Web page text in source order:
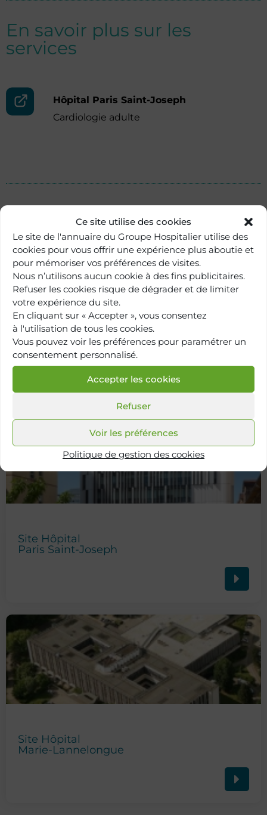
Ce site utilise des cookies
Le site de l'annuaire du Groupe Hospitalier utilise des
cookies pour vous offrir une expérience plus aboutie et
pour mémoriser vos préférences de visites.
Nous n’utilisons aucun cookie à des fins publicitaires.
Refuser les cookies risque de dégrader et de limiter
votre expérience du site.
En cliquant sur « Accepter », vous consentez
à l'utilisation de tous les cookies.
Vous pouvez voir les préférences pour paramétrer un
consentement personnalisé.
Accepter les cookies
Refuser
Voir les préférences
Politique de gestion des cookies
En savoir plus sur les
services
Hôpital Paris Saint-Joseph
Cardiologie adulte
Retour à
l'annuaire
Site Hôpital
Paris Saint-Joseph
Site Hôpital
Marie-Lannelongue